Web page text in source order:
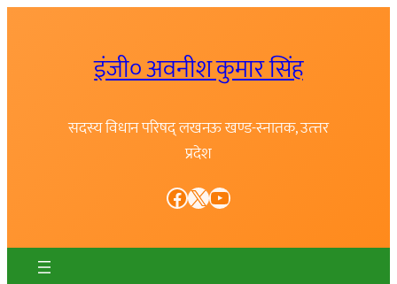
इंजी० अवनीश कुमार सिंह
सदस्य विधान परिषद् लखनऊ खण्ड-स्नातक, उत्त्तर
प्रदेश
Facebook X YouTube